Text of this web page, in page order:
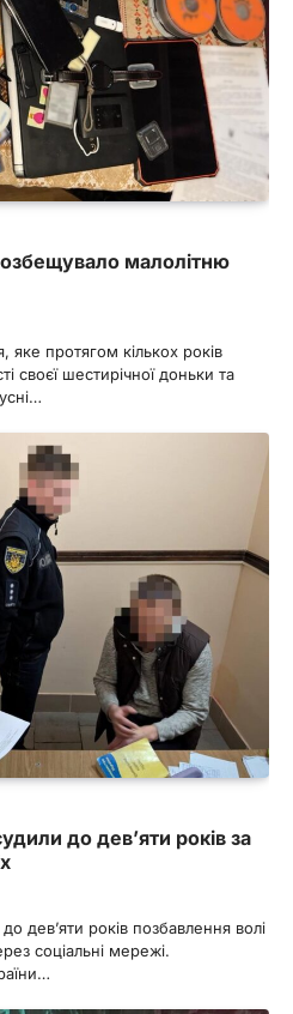
малолітню
протягом кількох років
своєї шестирічної доньки та
до дев’яти років за
дев’яти років позбавлення волі
соціальні мережі.